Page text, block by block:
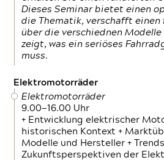
Dieses Seminar bietet einen
die Thematik, verschafft
über die verschiednen Modelle
zeigt, was ein seriöses
muss.
Elektromotorräder
Elektromotorräder
9.00—16.00 Uhr
+ Entwicklung elektrischer
historischen Kontext +
Modelle und Hersteller +
Zukunftsperspektiven der